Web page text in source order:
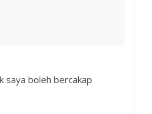
saya boleh bercakap